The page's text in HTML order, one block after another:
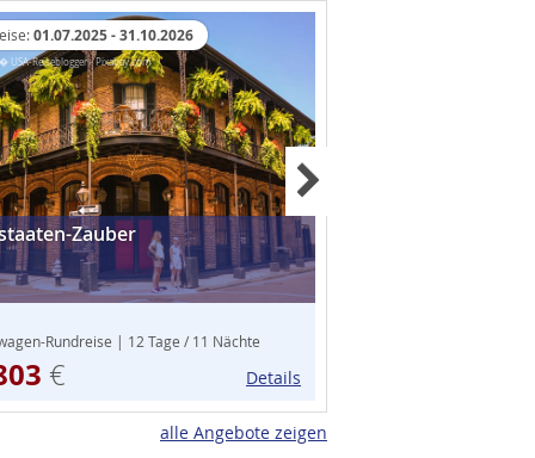
alle Angebote zeigen
01.07.2025 - 31.10.2026
USA-Reiseblogger - Pixabay.com
Zauber
Rundreise | 12 Tage / 11 Nächte
€ Details
Next